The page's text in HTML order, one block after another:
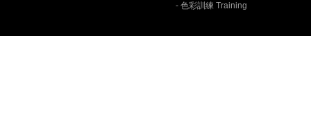
- 色彩訓練 Training